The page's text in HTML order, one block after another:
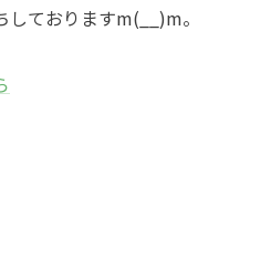
ておりますm(__)m。